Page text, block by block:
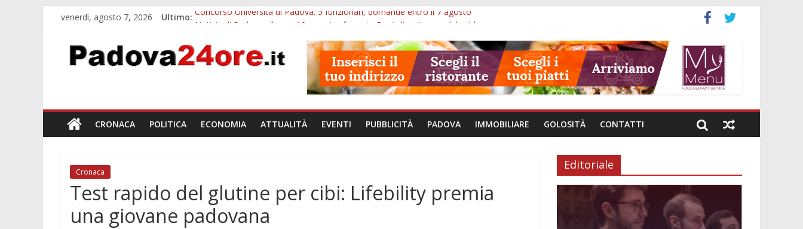
venerdì, agosto 7, 2026 Ultimo: Concorso Università di Padova: 5 funzionari, domande entro il 7 agosto
Slow Looking agli Eremitani: un’ora per osservare davvero un’opera
Notizie di Padova alle ore 21: lavoratore morto, credito sul gasolio e IA nei Comuni
Orto Botanico Padova: visite ed escursioni fino a settembre
CRONACA POLITICA ECONOMIA ATTUALITÀ EVENTI PUBBLICITÀ PADOVA IMMOBILIARE GOLOSITÀ CONTATTI
Cronaca
Test rapido del glutine per cibi: Lifebility premia
una giovane padovana
Editoriale